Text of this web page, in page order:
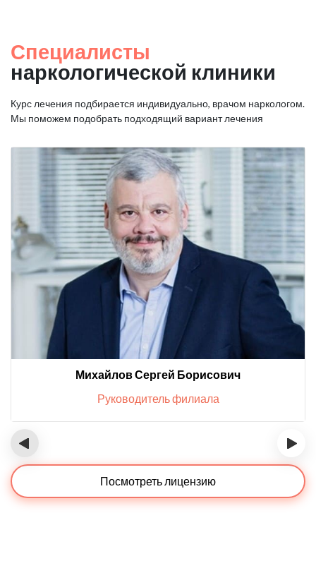
Специалисты
наркологической клиники
Курс лечения подбирается индивидуально, врачом наркологом.
Мы поможем подобрать подходящий вариант лечения
Михайлов Сергей Борисович
Руководитель филиала
‹ ›
Посмотреть лицензию